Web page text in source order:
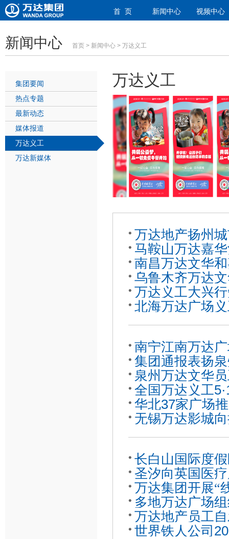
首 页 新闻中心 视频中心
新闻中心 首页 > 新闻中心 > 万达义工
集团要闻
热点专题
最新动态
媒体报道
万达义工
万达新媒体
万达义工
万达地产扬州
马鞍山万达嘉
险
南昌万达文华
伍
乌鲁木齐万达
者
万达义工大兴
北海万达广场
动
南宁江南万达
集团通报表扬
强
泉州万达文华
童
全国万达义工
华北37家广场
无锡万达影城
长白山国际度
圣汐向英国医
万达集团开展“
领
多地万达广场
万达地产员工
世界铁人公司